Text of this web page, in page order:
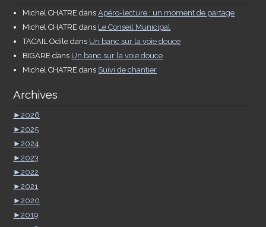
Michel CHATRE dansApéro-lecture : un moment de partage
Michel CHATRE dans Le Conseil Municipal
TACAIL Odile dans Un banc sur la voie douce
BIGARE dans Un banc sur la voie douce
Michel CHATRE dans Suivi de chantier
Archives
►2026
►2025
►2024
►2023
►2022
►2021
►2020
►2019